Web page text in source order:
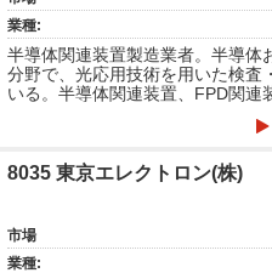
業種:
半導体関連装置製造業者。半導体
分野で、光応用技術を用いた検査
いる。半導体関連装置、FPD関連
8035 東京エレクトロン(株)
市場
業種: